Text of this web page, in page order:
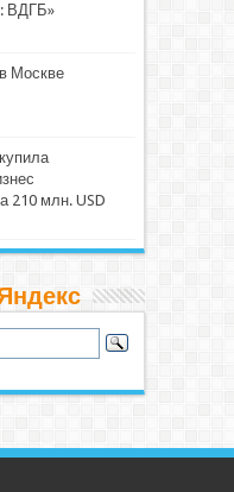
ВДГБ»
Москве
210 млн. USD